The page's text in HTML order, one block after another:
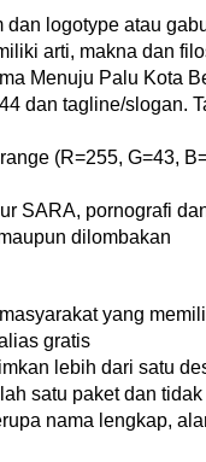
dan logotype atau
arti, makna dan
Menuju Palu Kota
dan tagline/slogan.
(R=255, G=43,
SARA, pornografi
dilombakan
yang
gratis
lebih dari satu
satu paket dan
nama lengkap,